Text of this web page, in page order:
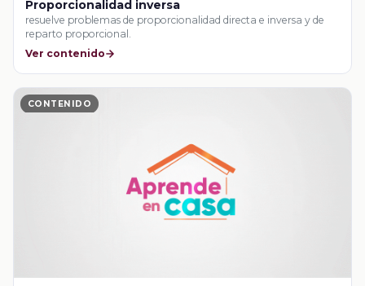
Proporcionalidad inversa
resuelve problemas de proporcionalidad directa e inversa y de
reparto proporcional.
Ver contenido
CONTENIDO